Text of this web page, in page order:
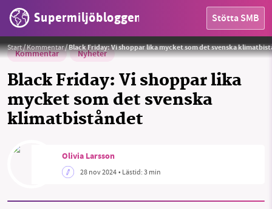
Supermiljöbloggen Stötta SMB
HEM
OMRÅDEN
Start/Kommentar/Black Friday: Vi shoppar lika mycket som det svenska
Kommentar Nyheter
Black Friday: Vi shoppar lika
mycket som det svenska
klimatbiståndet
Foto:Max Gustafson
Olivia Larsson
28 nov 2024• Lästid:3 min